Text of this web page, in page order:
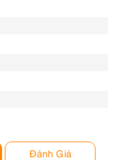
Đánh Giá